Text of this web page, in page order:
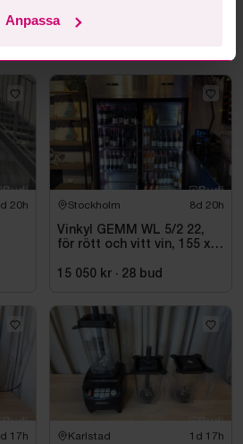
Anpassa
20h Stockholm 8d 20h
Vinkyl GEMM WL 5/2 22,
för rött och vitt vin, 155 x
15 050 kr · 28 bud
17h Karlstad 1d 17h